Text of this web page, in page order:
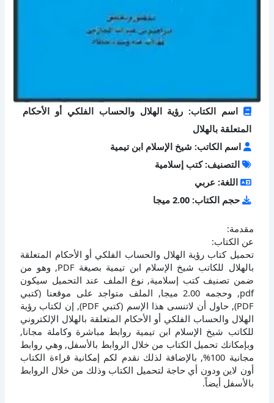
اسم الكتاب: رؤية الهلال والحساب الفلكي أو الأحكام
المتعلقة بالهلال
اسم الكاتب: شيخ الإسلام ابن تيمية
التصنيف: كتب إسلامية
اللغة: عربي
حجم الكتاب: 2.00 ميجا
مقدمة:
عن الكتاب:
تحميل كتاب رؤية الهلال والحساب الفلكي أو الأحكام المتعلقة
بالهلال للكاتب شيخ الإسلام ابن تيمية بصيغة PDF, وهو من
ضمن تصنيف كتب إسلامية, نوع الملف عند التحميل سيكون
pdf, وحجمه 2.00 ميجا, الملف متواجد على موقعنا (كتبي
PDF), حاول أن لاتنسى هذا الإسم (كتبي PDF), إن لكتاب رؤية
الهلال والحساب الفلكي أو الأحكام المتعلقة بالهلال الإلكتروني
للكاتب شيخ الإسلام ابن تيمية روابط مباشرة وكاملة مجانا,
وبإمكانك تحميل الكتاب من خلال الروابط بالأسفل, وهي روابط
مجانية 100%, بالإضافة لذلك نقدم لكم إمكانية قراءة الكتاب
أون لاين ودون أي حاجة لتحميل الكتاب وذلك من خلال الروابط
بالأسفل أيضاً.